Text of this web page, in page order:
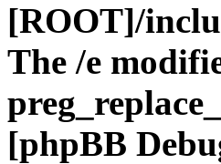
[ROOT]/
The /e
[phpBB